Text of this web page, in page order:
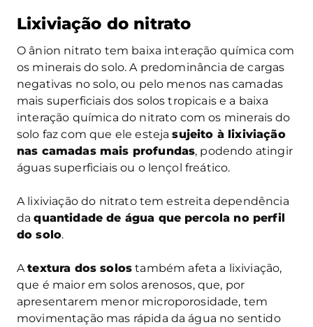
Lixiviação do nitrato
O ânion nitrato tem baixa interação química com
os minerais do solo. A predominância de cargas
negativas no solo, ou pelo menos nas camadas
mais superficiais dos solos tropicais e a baixa
interação química do nitrato com os minerais do
solo faz com que ele estejasujeito à lixiviação
nas camadas mais profundas, podendo atingir
águas superficiais ou o lençol freático.
A lixiviação do nitrato tem estreita dependência
daquantidade de água que percola no perfil
do solo.
Atextura dos solos também afeta a lixiviação,
que é maior em solos arenosos, que, por
apresentarem menor microporosidade, tem
movimentação mas rápida da água no sentido